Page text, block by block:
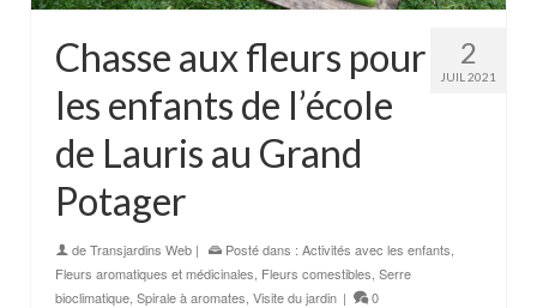
2
JUIL 2021
Chasse aux fleurs pour
les enfants de l’école
de Lauris au Grand
Potager
deTransjardins Web | Posté dans : Activités avec les enfants
Fleurs aromatiques et médicinales Fleurs comestibles Serre
bioclimatique Spirale à aromates Visite du jardin | 0